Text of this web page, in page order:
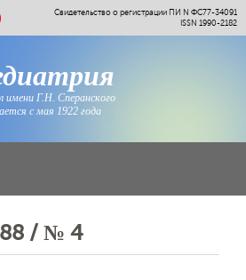
Свидетельство о регистрации ПИ N ФС77-34091
ISSN 1990-2182
имени Г.Н. Сперанского
с мая 1922 года
/ № 4